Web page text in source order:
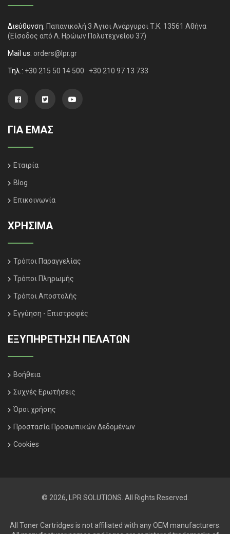
Διεύθυνση: Παπανικολή 3 Άγιοι Ανάργυροι Τ.Κ. 13561 Αθήνα
(Είσοδος από Λ. Ηρώων Πολυτεχνείου 37)
Mail us: orders@lpr.gr
Τηλ.: +30 215 50 14 500 +30 210 97 13 733
ΓΙΑ ΕΜΑΣ
Εταιρία
Blog
Επικοινωνία
ΧΡΗΣΙΜΑ
Τρόποι Παραγγελίας
Τρόποι Πληρωμής
Τρόποι Αποστολής
Εγγύηση - Επιστροφές
ΕΞΥΠΗΡΈΤΗΣΗ ΠΕΛΑΤΏΝ
Βοήθεια
Συχνές Ερωτήσεις
Όροι χρήσης
Προστασία Προσωπικών Δεδομένων
Cookies
© 2026, LPR SOLUTIONS. All Rights Reserved.
All Toner Cartridges is not affiliated with any OEM manufacturers.